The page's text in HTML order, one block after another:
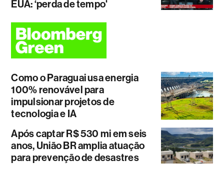
EUA: ‘perda de tempo'
Como o Paraguai usa energia
100% renovável para
impulsionar projetos de
tecnologia e IA
Após captar R$ 530 mi em seis
anos, União BR amplia atuação
para prevenção de desastres